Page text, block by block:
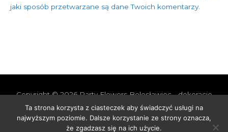
jaki sposób przetwarzane są dane Twoich komentarzy.
Copyright © 2026Party Flowers Bolesławiec - dekoracje
nie tylko ślubne
Polityka prywatności i cookies Polityka Jakości
Ta strona korzysta z ciasteczek aby świadczyć usługi na
najwyższym poziomie. Dalsze korzystanie ze strony oznacza,
że zgadzasz się na ich użycie.